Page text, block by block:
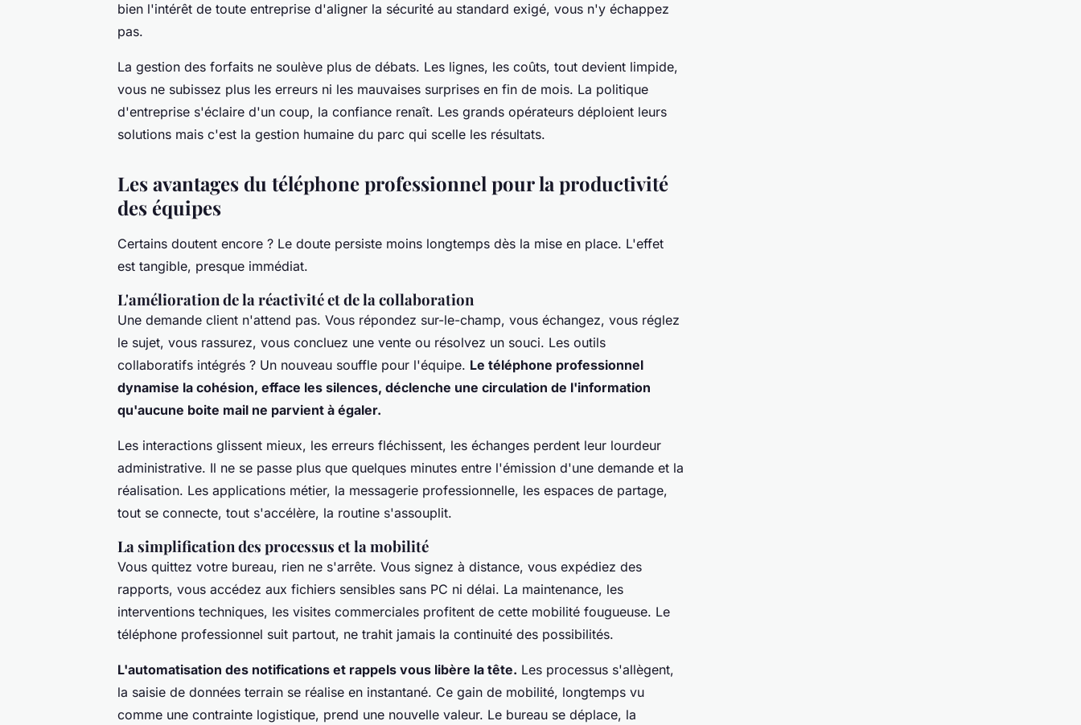
bien l'intérêt de toute entreprise d'aligner la sécurité au standard exigé, vous n'y échappez
pas.
La gestion des forfaits ne soulève plus de débats. Les lignes, les coûts, tout devient limpide,
vous ne subissez plus les erreurs ni les mauvaises surprises en fin de mois. La politique
d'entreprise s'éclaire d'un coup, la confiance renaît. Les grands opérateurs déploient leurs
solutions mais c'est la gestion humaine du parc qui scelle les résultats.
Les avantages du téléphone professionnel pour la productivité
des équipes
Certains doutent encore ? Le doute persiste moins longtemps dès la mise en place. L'effet
est tangible, presque immédiat.
L'amélioration de la réactivité et de la collaboration
Une demande client n'attend pas. Vous répondez sur-le-champ, vous échangez, vous réglez
le sujet, vous rassurez, vous concluez une vente ou résolvez un souci. Les outils
collaboratifs intégrés ? Un nouveau souffle pour l'équipe. Le téléphone professionnel
dynamise la cohésion, efface les silences, déclenche une circulation de l'information
qu'aucune boite mail ne parvient à égaler.
Les interactions glissent mieux, les erreurs fléchissent, les échanges perdent leur lourdeur
administrative. Il ne se passe plus que quelques minutes entre l'émission d'une demande et la
réalisation. Les applications métier, la messagerie professionnelle, les espaces de partage,
tout se connecte, tout s'accélère, la routine s'assouplit.
La simplification des processus et la mobilité
Vous quittez votre bureau, rien ne s'arrête. Vous signez à distance, vous expédiez des
rapports, vous accédez aux fichiers sensibles sans PC ni délai. La maintenance, les
interventions techniques, les visites commerciales profitent de cette mobilité fougueuse. Le
téléphone professionnel suit partout, ne trahit jamais la continuité des possibilités.
L'automatisation des notifications et rappels vous libère la tête. Les processus s'allègent,
la saisie de données terrain se réalise en instantané. Ce gain de mobilité, longtemps vu
comme une contrainte logistique, prend une nouvelle valeur. Le bureau se déplace, la